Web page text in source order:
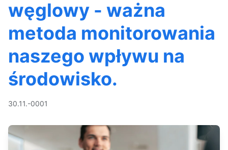
węglowy - ważna
metoda monitorowania
naszego wpływu na
środowisko.
30.11.-0001